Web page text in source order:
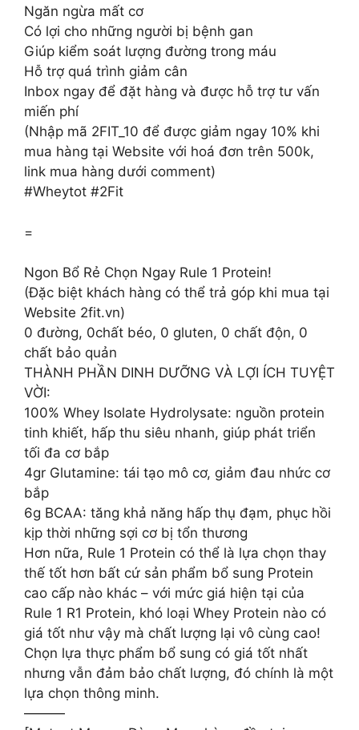
Ngăn ngừa mất cơ
Có lợi cho những người bị bệnh gan
Giúp kiểm soát lượng đường trong máu
Hỗ trợ quá trình giảm cân
Inbox ngay để đặt hàng và được hỗ trợ tư vấn
miến phí
(Nhập mã 2FIT_10 để được giảm ngay 10% khi
mua hàng tại Website với hoá đơn trên 500k,
link mua hàng dưới comment)
#Wheytot #2Fit
=
Ngon Bổ Rẻ Chọn Ngay Rule 1 Protein!
(Đặc biệt khách hàng có thể trả góp khi mua tại
Website 2fit.vn)
0 đường, 0chất béo, 0 gluten, 0 chất độn, 0
chất bảo quản
THÀNH PHẦN DINH DƯỠNG VÀ LỢI ÍCH TUYỆT
VỜI:
100% Whey Isolate Hydrolysate: nguồn protein
tinh khiết, hấp thu siêu nhanh, giúp phát triển
tối đa cơ bắp
4gr Glutamine: tái tạo mô cơ, giảm đau nhức cơ
bắp
6g BCAA: tăng khả năng hấp thụ đạm, phục hồi
kịp thời những sợi cơ bị tổn thương
Hơn nữa, Rule 1 Protein có thể là lựa chọn thay
thế tốt hơn bất cứ sản phẩm bổ sung Protein
cao cấp nào khác – với mức giá hiện tại của
Rule 1 R1 Protein, khó loại Whey Protein nào có
giá tốt như vậy mà chất lượng lại vô cùng cao!
Chọn lựa thực phẩm bổ sung có giá tốt nhất
nhưng vẫn đảm bảo chất lượng, đó chính là một
lựa chọn thông minh.
———